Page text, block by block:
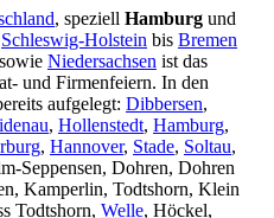
, speziell Hamburg und
Schleswig-Holstein bis Bremen
sowie Niedersachsen ist das
und Firmenfeiern. In den
aufgelegt: Dibbersen,
, Hollenstedt, Hamburg,
, Hannover, Stade, Soltau,
Seppensen, Dohren, Dohren
Kamperlin, Todtshorn, Klein
Todtshorn, Welle, Höckel,